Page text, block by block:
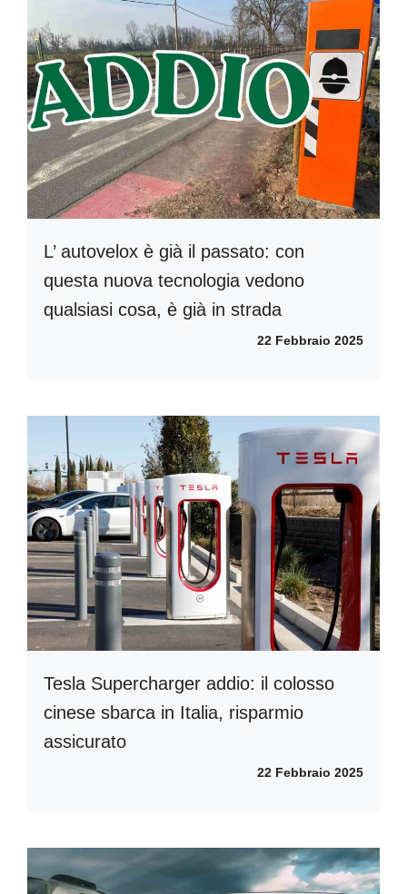
L’ autovelox è già il passato: con
questa nuova tecnologia vedono
qualsiasi cosa, è già in strada
22 Febbraio 2025
Tesla Supercharger addio: il colosso
cinese sbarca in Italia, risparmio
assicurato
22 Febbraio 2025